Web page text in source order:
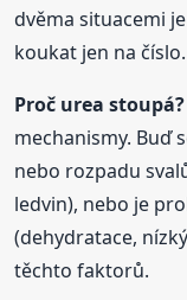
dvěma situacemi
koukat jen na číslo.
Proč urea stoupá?
mechanismy. Buď
nebo rozpadu
ledvin), nebo je
(dehydratace,
těchto faktorů.